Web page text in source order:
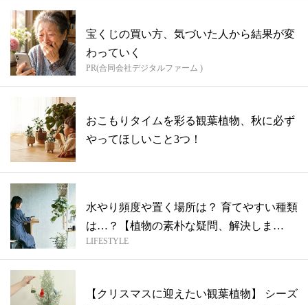
宝くじの買い方、気づいた人から結果が変
わっていく
PR(合同会社デジタルファーム )
おこもりタイムを彩る観葉植物、秋に必ず
やってほしいこと3つ！
水やり頻度や置く場所は？ 育てやすい種類
は…？【植物の素朴な疑問、解決しま
す！】
LIFESTYLE
【クリスマスに迎えたい観葉植物】 シーズ